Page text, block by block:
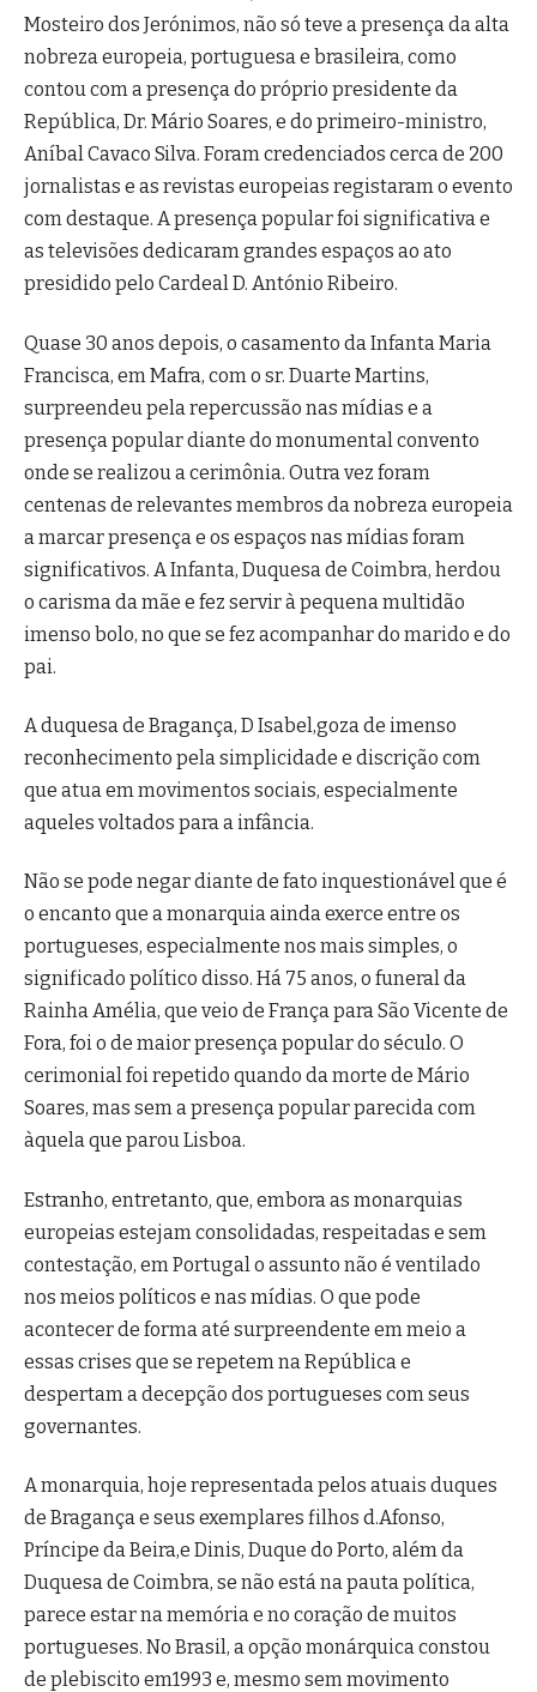
Mosteiro dos Jerónimos, não só teve a presença da alta
nobreza europeia, portuguesa e brasileira, como
contou com a presença do próprio presidente da
República, Dr. Mário Soares, e do primeiro-ministro,
Aníbal Cavaco Silva. Foram credenciados cerca de 200
jornalistas e as revistas europeias registaram o evento
com destaque. A presença popular foi significativa e
as televisões dedicaram grandes espaços ao ato
presidido pelo Cardeal D. António Ribeiro.
Quase 30 anos depois, o casamento da Infanta Maria
Francisca, em Mafra, com o sr. Duarte Martins,
surpreendeu pela repercussão nas mídias e a
presença popular diante do monumental convento
onde se realizou a cerimônia. Outra vez foram
centenas de relevantes membros da nobreza europeia
a marcar presença e os espaços nas mídias foram
significativos. A Infanta, Duquesa de Coimbra, herdou
o carisma da mãe e fez servir à pequena multidão
imenso bolo, no que se fez acompanhar do marido e do
pai.
A duquesa de Bragança, D Isabel,goza de imenso
reconhecimento pela simplicidade e discrição com
que atua em movimentos sociais, especialmente
aqueles voltados para a infância.
Não se pode negar diante de fato inquestionável que é
o encanto que a monarquia ainda exerce entre os
portugueses, especialmente nos mais simples, o
significado político disso. Há 75 anos, o funeral da
Rainha Amélia, que veio de França para São Vicente de
Fora, foi o de maior presença popular do século. O
cerimonial foi repetido quando da morte de Mário
Soares, mas sem a presença popular parecida com
àquela que parou Lisboa.
Estranho, entretanto, que, embora as monarquias
europeias estejam consolidadas, respeitadas e sem
contestação, em Portugal o assunto não é ventilado
nos meios políticos e nas mídias. O que pode
acontecer de forma até surpreendente em meio a
essas crises que se repetem na República e
despertam a decepção dos portugueses com seus
governantes.
A monarquia, hoje representada pelos atuais duques
de Bragança e seus exemplares filhos d.Afonso,
Príncipe da Beira,e Dinis, Duque do Porto, além da
Duquesa de Coimbra, se não está na pauta política,
parece estar na memória e no coração de muitos
portugueses. No Brasil, a opção monárquica constou
de plebiscito em1993 e, mesmo sem movimento